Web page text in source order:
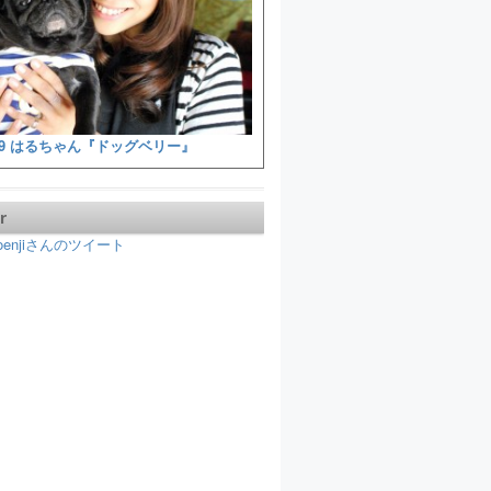
はるちゃん『ドッグベリー』
さんのツイート